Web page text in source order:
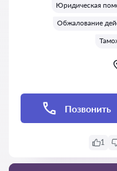
Юридическая
Обжалование
Позвонить
1